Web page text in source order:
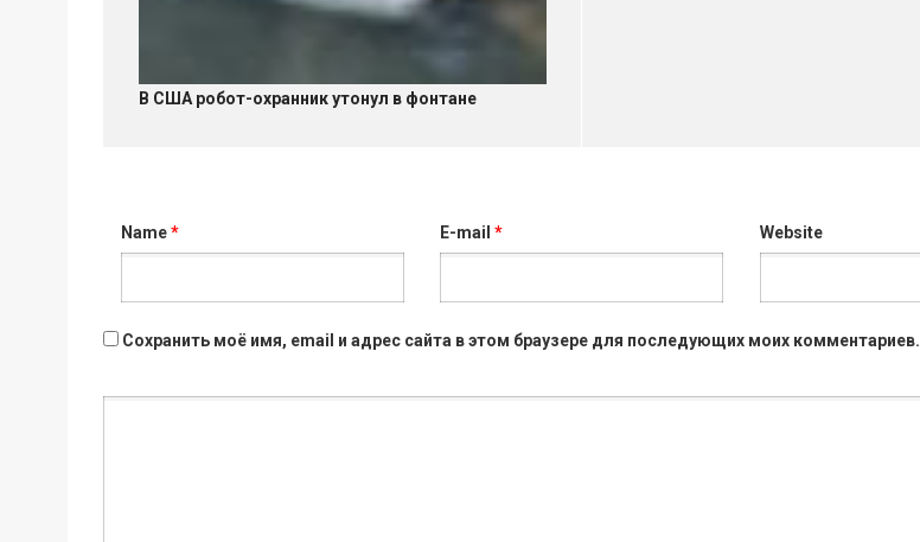
В США робот-охранник утонул в фонтане
Name* E-mail* Website
Сохранить моё имя, email и адрес сайта в этом браузере для последующих моих комментариев.